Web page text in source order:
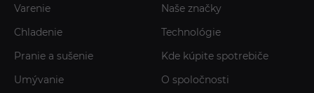
Varenie
Chladenie
Pranie a sušenie
Umývanie
Naše značky
Technológie
Kde kúpite spotrebiče
O spoločnosti